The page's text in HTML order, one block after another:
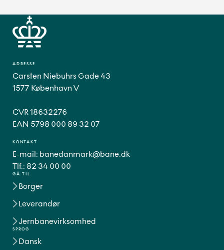
GÅ TIL
Borger
Leverandør
Jernbanevirksomhed
SPROG
Dansk
ADRESSE
Carsten Niebuhrs Gade 43
1577 København V
CVR 18632276
EAN 5798 000 89 32 07
KONTAKT
E-mail: banedanmark@bane.dk
Tlf.: 82 34 00 00